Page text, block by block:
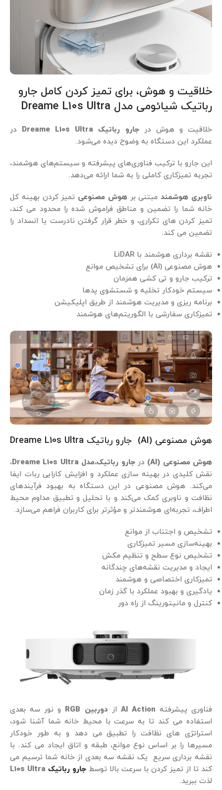
خلاقیت و هوش، برای تمیز کردن کامل جارو
رباتیک شیائومی مدل Dreame L10s Ultra
خلاقیت و هوش درجارو رباتیک Dreame L10s Ultra
در
عملکرد این دستگاه به وضوح دیده می‌شود.
این جارو با ترکیب فناوری‌های پیشرفته و سیستم‌های هوشمند،
تجربه تمیزکاری کاملی را به شما ارائه می‌دهد.
ناوبری هوشمندمبتنی برهوش مصنوعی تمیز کردن بهینه کل
خانه شما را تضمین و مناطق فراموش شده را محدود می کند،
تمیز کردن های تکراری، و خطر قرار گرفتن نادرست یا انسداد را
تضمین می کند.
نقشه ‌برداری هوشمند با LiDAR
هوش مصنوعی (AI) برای تشخیص موانع
ترکیب جارو و تی کشی همزمان
سیستم خودکار تخلیه و شستشوی پدها
برنامه ‌ریزی و مدیریت هوشمند از طریق اپلیکیشن
تمیزکاری سفارشی با الگوریتم‌های هوشمند
هوش مصنوعی (AI) جارو رباتیک Dreame L10s Ultra
هوش مصنوعی (AI) درجارو رباتیک،مدل Dreame L10s Ultra
،
نقش کلیدی در بهینه‌ سازی عملکرد و افزایش کارایی ربات ایفا
می‌کند. هوش مصنوعی در این دستگاه به بهبود فرآیندهای
نظافت و ناوبری کمک می‌کند و با تحلیل و تطبیق مداوم محیط
اطراف، تجربه‌ای هوشمندتر و مؤثرتر برای کاربران فراهم می‌سازد.
تشخیص و اجتناب از موانع
بهینه‌سازی مسیر تمیزکاری
تشخیص نوع سطح و تنظیم مکش
ایجاد و مدیریت نقشه‌های چندگانه
تمیزکاری اختصاصی و هوشمند
یادگیری و بهبود عملکرد با گذر زمان
کنترل و مانیتورینگ از راه دور
فناوری پیشرفته AI Action از دوربین RGB
و نور سه بعدی
استفاده می کند تا به سرعت با محیط خانه شما آشنا شود،
استراتژی های نظافت را تطبیق می دهد و به طور خودکار
مسیرها را بر اساس نوع موانع، طبقه و اتاق ایجاد می کند. با
نقشه برداری سریع یک نقشه سه بعدی از خانه شما ترسیم می
کند تا از تمیز کردن با سرعت بالا توسط جارو رباتیک
لذت ببرید.